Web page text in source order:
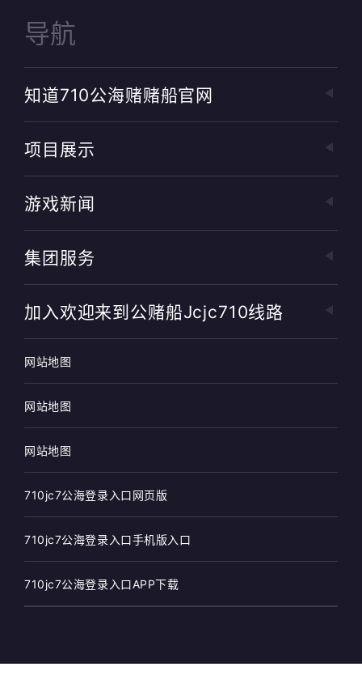
导航
知道710公海赌赌船官网
项目展示
游戏新闻
集团服务
加入欢迎来到公赌船jcjc710线路
网站地图
网站地图
网站地图
710jc7公海登录入口网页版
710jc7公海登录入口手机版入口
710jc7公海登录入口APP下载